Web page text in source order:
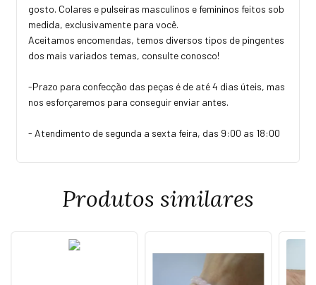
gosto. Colares e pulseiras masculinos e femininos feitos sob
medida, exclusivamente para você.
Aceitamos encomendas, temos diversos tipos de pingentes
dos mais variados temas, consulte conosco!
-Prazo para confecção das peças é de até 4 dias úteis, mas
nos esforçaremos para conseguir enviar antes.
- Atendimento de segunda a sexta feira, das 9:00 as 18:00
Produtos similares